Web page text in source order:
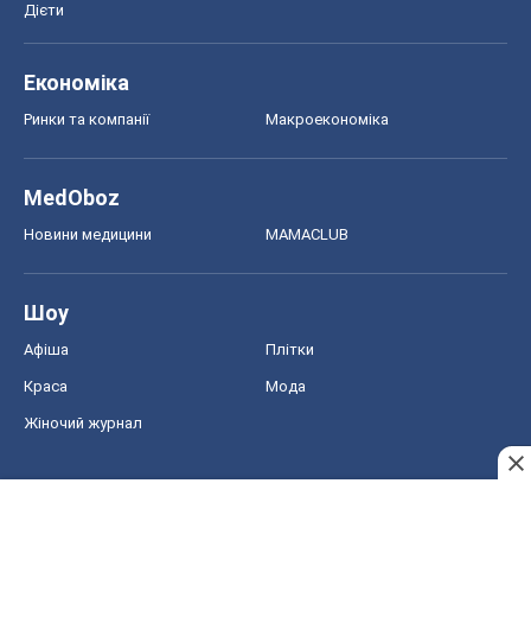
Дієти
Економіка
Ринки та компанії Макроекономіка
MedOboz
Новини медицини MAMACLUB
Шоу
Афіша Плітки
Краса Мода
Жіночий журнал